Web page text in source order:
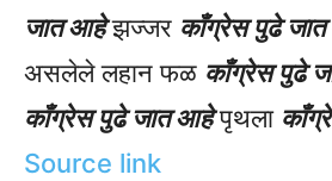
जात आहेझज्जर काँग्रेस पुढे
असलेले लहान फळ काँग्रेस पुढे
काँग्रेस पुढे जात आहेपृथला
Source link